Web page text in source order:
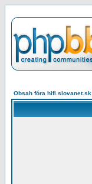
Obsah fóra hifi.slovanet.sk